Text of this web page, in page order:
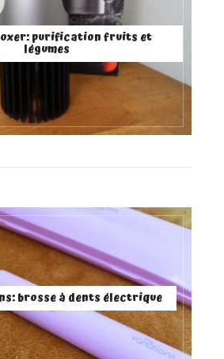
purification fruits et
légumes
brosse à dents électrique